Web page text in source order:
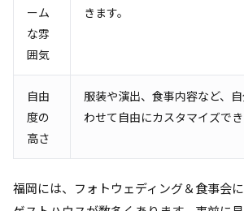
ーム
な雰
囲気
きます。
自由
度の
高さ
服装や演出、食事内容など、
わせて自由にカスタマイズでき
福岡には、フォトウェディング＆食事会